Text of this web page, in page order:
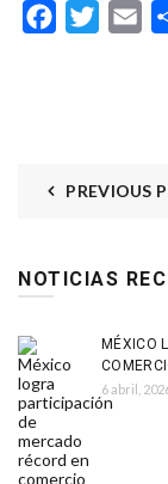
FacebookTwitter
PREVIOUS
NOTICIAS
MÉXICO
6 abril,